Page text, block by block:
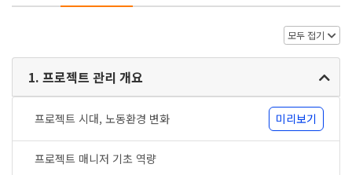
모두 접기
1. 프로젝트 관리 개요
프로젝트 시대, 노동환경 변화 미리보기
프로젝트 매니저 기초 역량